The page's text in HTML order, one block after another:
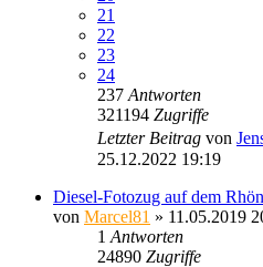
21
22
23
24
237 Antworten
321194 Zugriffe
Letzter Beitrag von
25.12.2022 19:19
Diesel-Fotozug auf dem
von Marcel81 » 11.05.2019
1 Antworten
24890 Zugriffe